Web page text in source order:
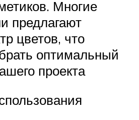
Многие
предлагают
цветов, что
оптимальный
проекта